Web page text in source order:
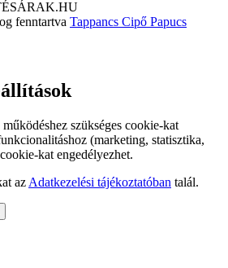
fenntartva Tappancs Cipő Papucs
szükséges cookie-kat
(marketing, statisztika,
kat engedélyezhet.
az Adatkezelési tájékoztatóban talál.